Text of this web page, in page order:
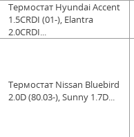
Термостат Hyundai Accent
1.5CRDI (01-), Elantra
2.0CRDI...
Термостат Nissan Bluebird
2.0D (80.03-), Sunny 1.7D...